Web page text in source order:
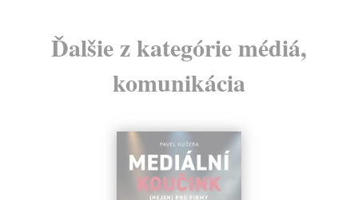
Ďalšie z kategórie médiá,
komunikácia